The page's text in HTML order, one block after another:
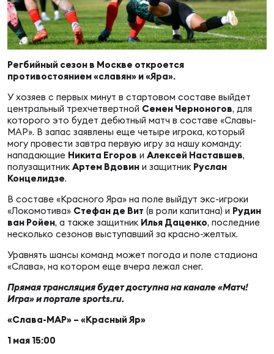
Регионы
Сборные
Антидопинг
Магазин
Контакты
Регбийный сезон в Москве откроется
противостоянием «славян» и «Яра».
У хозяев с первых минут в стартовом составе выйдет
центральный трехчетвертной Семен Черноногов, для
которого это будет дебютный матч в составе «Славы-
МАР». В запас заявлены еще четыре игрока, который
могу провести завтра первую игру за нашу команду:
нападающие Никита Егоров и Алексей Наставшев,
полузащитник Артем Вдовин и защитник Руслан
Концелидзе.
В составе «Красного Яра» на поле выйдут экс-игроки
«Локомотива» Стефан де Вит (в роли капитана) и Рудин
ван Ройен, а также защитник Илья Даценко, последние
несколько сезонов выступавший за красно-желтых.
Уравнять шансы команд может погода и поле стадиона
«Слава», на котором еще вчера лежал снег.
Прямая трансляция будет доступна на канале «Матч!
Игра» и портале sports.ru.
«Слава-МАР» – «Красный Яр»
1 мая 15:00
ОТПРАВИТЬ